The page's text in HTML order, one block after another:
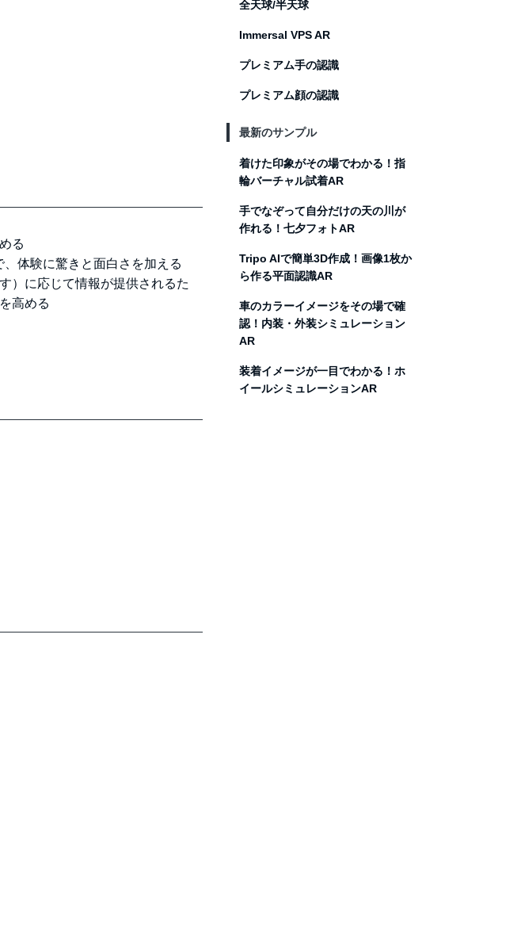
る
体験に驚きと面白さを加える
）に応じて情報が提供されるた
高める
全天球/半天球
Immersal VPS AR
プレミアム手の認識
プレミアム顔の認識
最新のサンプル
着けた印象がその場でわかる！指
輪バーチャル試着AR
手でなぞって自分だけの天の川が
作れる！七夕フォトAR
Tripo AIで簡単3D作成！画像1枚か
ら作る平面認識AR
車のカラーイメージをその場で確
認！内装・外装シミュレーション
AR
装着イメージが一目でわかる！ホ
イールシミュレーションAR